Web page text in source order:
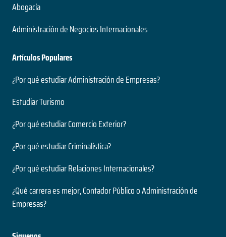
Abogacía
Administración de Negocios Internacionales
Artículos Populares
¿Por qué estudiar Administración de Empresas?
Estudiar Turismo
¿Por qué estudiar Comercio Exterior?
¿Por qué estudiar Criminalística?
¿Por qué estudiar Relaciones Internacionales?
¿Qué carrera es mejor, Contador Público o Administración de
Empresas?